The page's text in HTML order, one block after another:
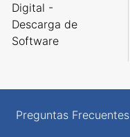
Digital -
Descarga de
Software
Preguntas Frecuentes